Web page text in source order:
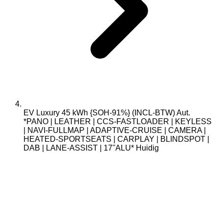
EV Luxury 45 kWh {SOH-91%} (INCL-BTW) Aut.
*PANO | LEATHER | CCS-FASTLOADER | KEYLESS
| NAVI-FULLMAP | ADAPTIVE-CRUISE | CAMERA |
HEATED-SPORTSEATS | CARPLAY | BLINDSPOT |
DAB | LANE-ASSIST | 17''ALU* Huidig